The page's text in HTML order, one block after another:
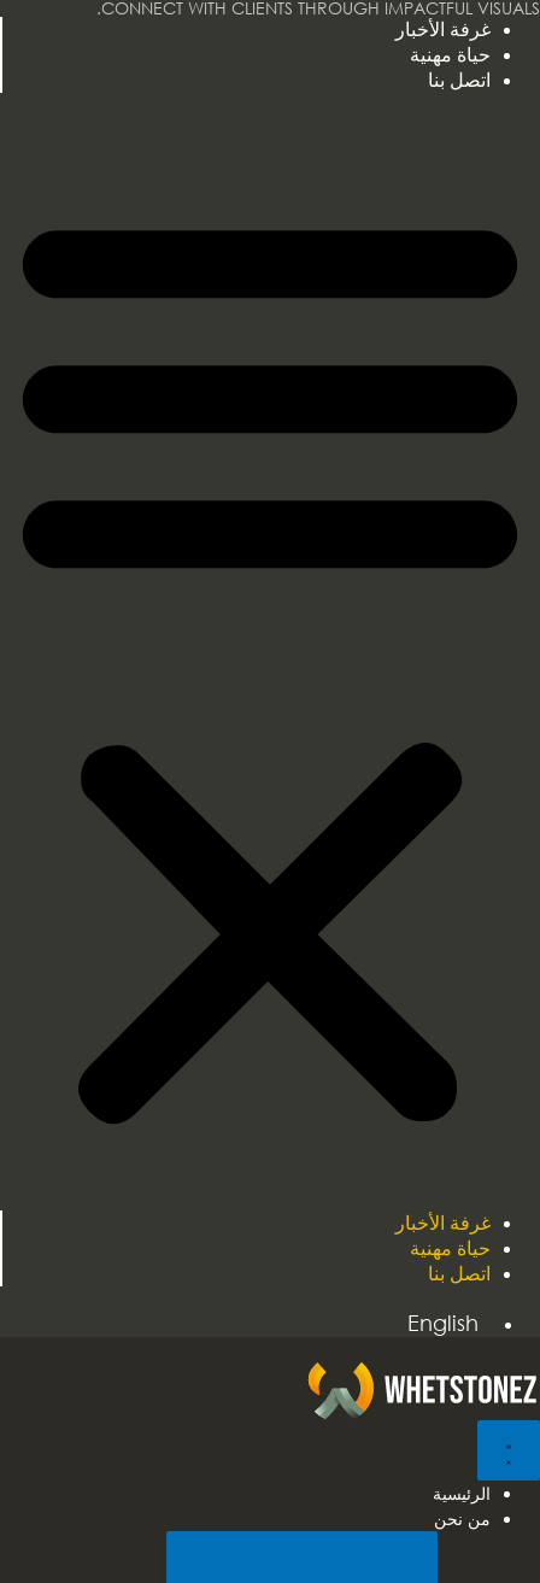
تخطي
المحتوى
CONNECT WITH CLIENTS THROUGH IMPACTFUL VISUALS.
غرفة الأخبار
حياة مهنية
اتصل بنا
غرفة الأخبار
حياة مهنية
اتصل بنا
English
الرئيسية
من نحن